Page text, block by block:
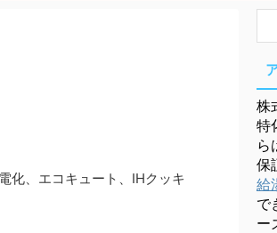
化、エコキュート、IHクッキ
株
特
ら
保
給
で
ー